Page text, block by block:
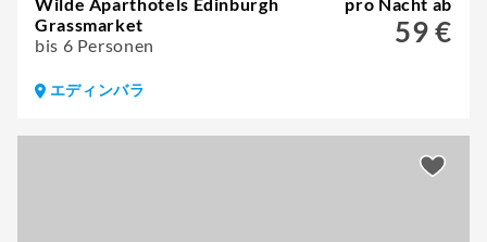
Grassmarket
bis 6 Personen
59 €
エディンバラ